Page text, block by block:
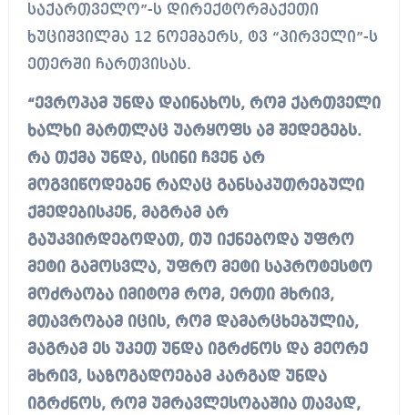
საქართველო”-ს დირექტორმაქეთი
ხუციშვილმა 12 ნოემბერს, ტვ “პირველი”-ს
ეთერში ჩართვისას.
“ევროპამ უნდა დაინახოს, რომ ქართველი
ხალხი მართლაც უარყოფს ამ შედეგებს.
რა თქმა უნდა, ისინი ჩვენ არ
მოგვიწოდებენ რაღაც განსაკუთრებული
ქმედებისკენ, მაგრამ არ
გაუკვირდებოდათ, თუ იქნებოდა უფრო
მეტი გამოსვლა, უფრო მეტი საპროტესტო
მოძრაობა იმიტომ რომ, ერთი მხრივ,
მთავრობამ იცის, რომ დამარცხებულია,
მაგრამ ეს უკეთ უნდა იგრძნოს და მეორე
მხრივ, საზოგადოებამ კარგად უნდა
იგრძნოს, რომ უმრავლესობაშია თავად,